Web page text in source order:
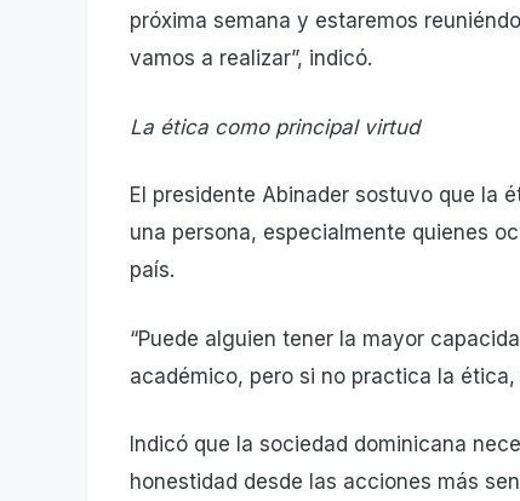
próxima semana y estaremos
vamos a realizar”, indicó.
La ética como principal virtud
El presidente Abinader sostuvo que la
una persona, especialmente quienes
país.
“Puede alguien tener la mayor
académico, pero si no practica la
Indicó que la sociedad dominicana
honestidad desde las acciones más